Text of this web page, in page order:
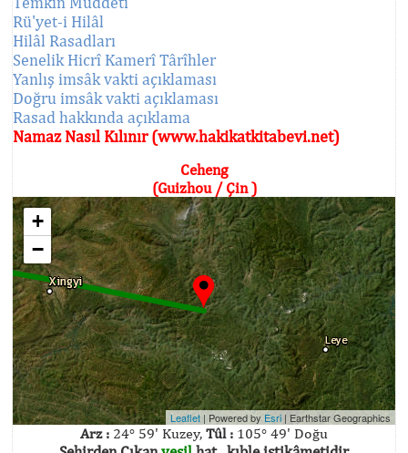
Rü'yet-i Hilâl
Hilâl Rasadları
Senelik Hicrî Kamerî Târîhler
Yanlış imsâk vakti açıklaması
Doğru imsâk vakti açıklaması
Rasad hakkında açıklama
Namaz Nasıl Kılınır (www.hakikatkitabevi.net)
Ceheng
(Guizhou / Çin )
+
−
Leaflet | Powered by Esri | Earthstar Geographics
Arz : 24° 59' Kuzey, Tûl : 105° 49' Doğu